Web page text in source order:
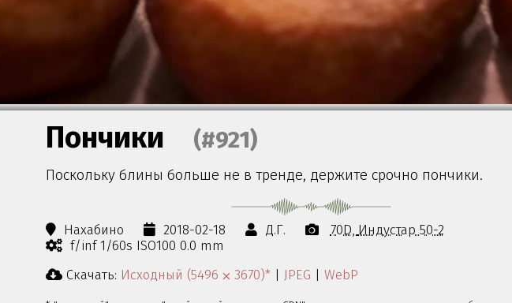
Пончики (#921)
Поскольку блины больше не в тренде, держите срочно пончики.
Нахабино 2018-02-18 Д.Г. 70D Индустар 50-2
f/inf 1/60s ISO100 0.0 mm
Скачать: Исходный (5496 ⨉ 3670)* JPEG WebP